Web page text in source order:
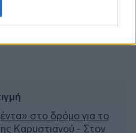
στο δρόμο για το
Καρυστιανού - Στον